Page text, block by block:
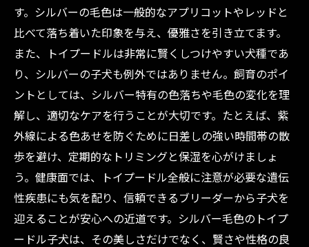
す。シルバーの毛色は一般的なアプリコットやレッドと
比べて落ち着いた印象を与え、優雅さを引き立てます。
また、トイプードルは非常に賢くしつけやすい犬種であ
り、シルバーの子犬も例外ではありません。飼育のポイ
ントとしては、シルバー特有の色落ちや毛色の変化を理
解し、適切なケアを行うことが大切です。たとえば、紫
外線による色あせを防ぐために日差しの強い時間帯の散
歩を避け、定期的なトリミングと保湿を心がけましょ
う。健康面では、トイプードル全般に注意が必要な遺伝
性疾患にも気を配り、信頼できるブリーダーから子犬を
迎えることが安心への近道です。シルバー毛色のトイプ
ードル子犬は、その美しさだけでなく、賢さや性格の良